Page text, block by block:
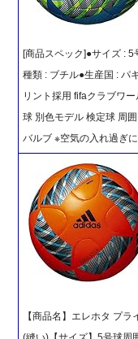
[商品スペック]●サイズ :
種類 : ブチル●生産国 : パ
リント採用 fifaクラブワ
球 別色モデル 検定球 周
バルブ ※空気の入れ過ぎ
【商品名】エレホタ プ